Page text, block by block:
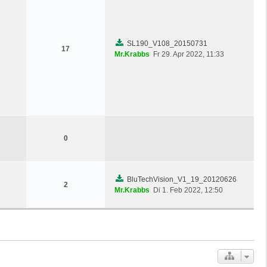
17
SL190_V108_20150731
Mr.Krabbs
Fr 29. Apr 2022, 11:33
0
2
BluTechVision_V1_19_20120626
Mr.Krabbs
Di 1. Feb 2022, 12:50